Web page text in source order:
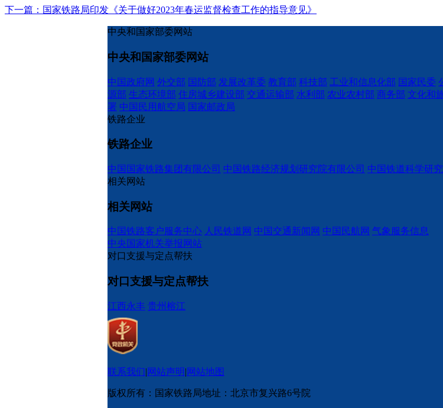
下一篇：国家铁路局印发《关于做好2023年春运监督检查工作的指导意见》
中央和国家部委网站
中央和国家部委网站
中国政府网 外交部 国防部 发展改革委 教育部 科技部 工业和信息化部 国家民委
源部 生态环境部 住房城乡建设部 交通运输部 水利部 农业农村部 商务部 文化和
署 中国民用航空局 国家邮政局
铁路企业
铁路企业
中国国家铁路集团有限公司 中国铁路经济规划研究院有限公司 中国铁道科学研
相关网站
相关网站
中国铁路客户服务中心 人民铁道网 中国交通新闻网 中国民航网 气象服务信息
中央国家机关举报网站
对口支援与定点帮扶
对口支援与定点帮扶
江西永丰 贵州榕江
联系我们|网站声明|网站地图
版权所有：国家铁路局地址：北京市复兴路6号院